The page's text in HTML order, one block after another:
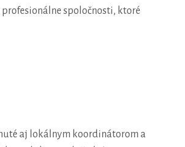
spoločnosti, ktoré
aj lokálnym koordinátorom a